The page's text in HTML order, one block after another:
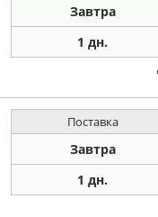
Завтра
1 дн.
Поставка
Завтра
1 дн.